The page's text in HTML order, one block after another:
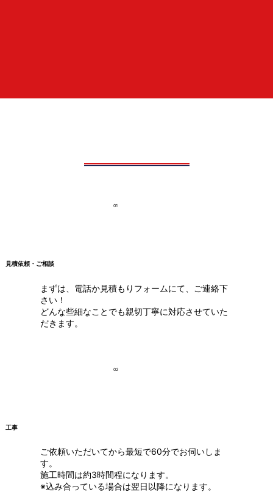
01
まずは、電話か見積もりフォームにて、ご連絡下
さい！
どんな些細なことでも親切丁寧に対応させていた
だきます。
見積依頼・ご相談
02
ご依頼いただいてから最短で60分でお伺いしま
す。
施工時間は約3時間程になります。
※込み合っている場合は翌日以降になります。
工事